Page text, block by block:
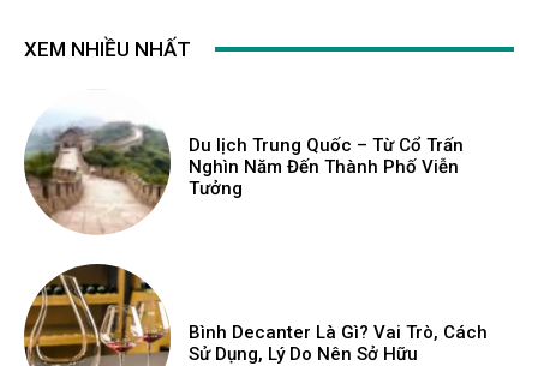
XEM NHIỀU NHẤT
Du lịch Trung Quốc – Từ Cổ Trấn
Nghìn Năm Đến Thành Phố Viễn
Tưởng
Bình Decanter Là Gì? Vai Trò, Cách
Sử Dụng, Lý Do Nên Sở Hữu